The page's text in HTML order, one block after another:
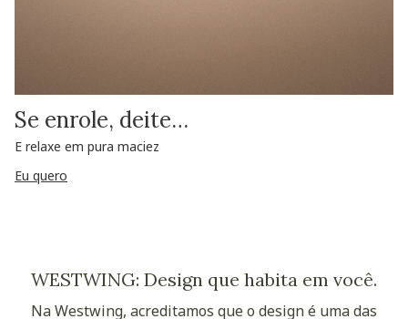
Se enrole, deite…
E relaxe em pura maciez
Eu quero
WESTWING: Design que habita em você.
Na Westwing, acreditamos que o design é uma das